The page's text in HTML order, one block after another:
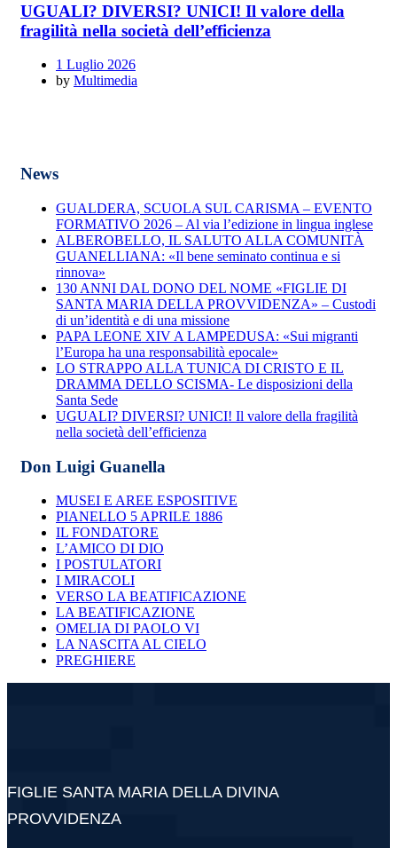
UGUALI? DIVERSI? UNICI! Il valore della
fragilità nella società dell’efficienza
1 Luglio 2026
by Multimedia
News
GUALDERA, SCUOLA SUL CARISMA – EVENTO
FORMATIVO 2026 – Al via l’edizione in lingua inglese
ALBEROBELLO, IL SALUTO ALLA COMUNITÀ
GUANELLIANA: «Il bene seminato continua e si
rinnova»
130 ANNI DAL DONO DEL NOME «FIGLIE DI
SANTA MARIA DELLA PROVVIDENZA» – Custodi
di un’identità e di una missione
PAPA LEONE XIV A LAMPEDUSA: «Sui migranti
l’Europa ha una responsabilità epocale»
LO STRAPPO ALLA TUNICA DI CRISTO E IL
DRAMMA DELLO SCISMA- Le disposizioni della
Santa Sede
UGUALI? DIVERSI? UNICI! Il valore della fragilità
nella società dell’efficienza
Don Luigi Guanella
MUSEI E AREE ESPOSITIVE
PIANELLO 5 APRILE 1886
IL FONDATORE
L’AMICO DI DIO
I POSTULATORI
I MIRACOLI
VERSO LA BEATIFICAZIONE
LA BEATIFICAZIONE
OMELIA DI PAOLO VI
LA NASCITA AL CIELO
PREGHIERE
FIGLIE SANTA MARIA DELLA DIVINA
PROVVIDENZA